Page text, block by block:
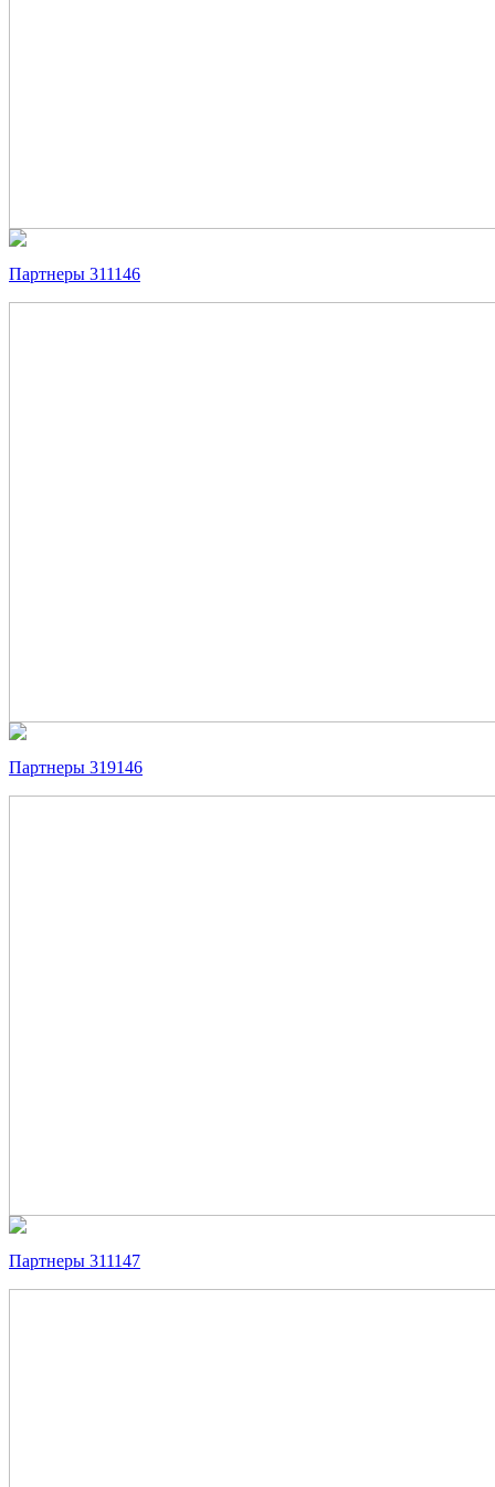
Партнеры 311146
Партнеры 319146
Партнеры 311147